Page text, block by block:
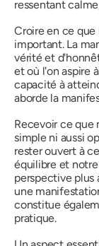
ressentant
Croire en ce
important. La
vérité et
et où l'on aspire
capacité à
aborde la
Recevoir ce que
simple ni aussi
rester ouvert à
équilibre et
perspective plus
une
constitue
pratique.